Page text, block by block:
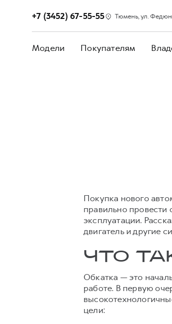
+7 (3452) 67-55-55 Тюмень, ул.
Модели Покупателям
Покупка нового
правильно провести
эксплуатации.
двигатель и другие
ЧТО
Обкатка — это
работе. В первую
цели: